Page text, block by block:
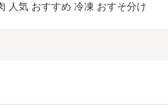
人気 おすすめ 冷凍 おすそ分け